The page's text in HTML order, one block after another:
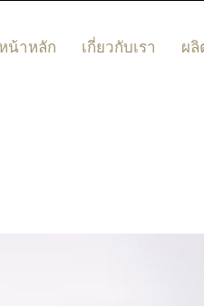
น้าหลัก เกี่ยวกับเรา ผ